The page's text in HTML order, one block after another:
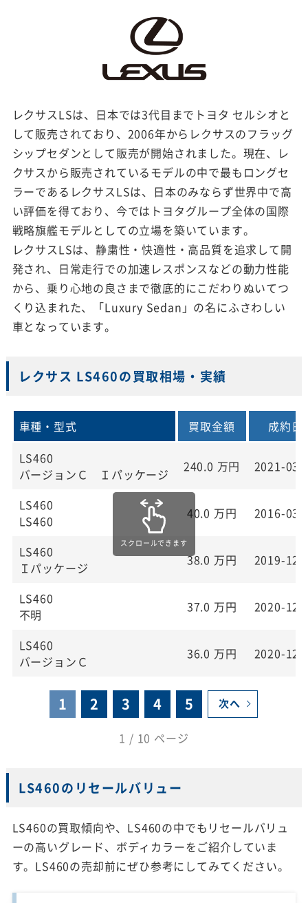
レクサスLSは、日本では3代目までトヨタ セルシオと
して販売されており、2006年からレクサスのフラッグ
シップセダンとして販売が開始されました。現在、レ
クサスから販売されているモデルの中で最もロングセ
ラーであるレクサスLSは、日本のみならず世界中で高
い評価を得ており、今ではトヨタグループ全体の国際
戦略旗艦モデルとしての立場を築いています。
レクサスLSは、静粛性・快適性・高品質を追求して開
発され、日常走行での加速レスポンスなどの動力性能
から、乗り心地の良さまで徹底的にこだわりぬいてつ
くり込まれた、「Luxury Sedan」の名にふさわしい
車となっています。
レクサス LS460の買取相場・実績
車種・型式 買取金額
成約日
LS460
バージョンＣ Ｉパッケージ
240.0 万円 2021-03-
LS460
LS460
40.0 万円 2016-03-
LS460
Ｉパッケージ
38.0 万円 2019-12-
LS460
不明
37.0 万円 2020-12-
LS460
バージョンＣ
36.0 万円 2020-12-
1 2 3 4 5 次へ
1 / 10 ページ
LS460のリセールバリュー
LS460の買取傾向や、LS460の中でもリセールバリュ
ーの高いグレード、ボディカラーをご紹介していま
す。LS460の売却前にぜひ参考にしてみてください。